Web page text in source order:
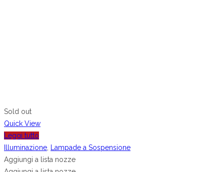
Sold out
Quick View
Leggi tutto
Illuminazione
Lampade a Sospensione
Aggiungi a lista nozze